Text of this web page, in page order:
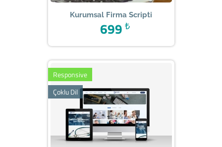
Kurumsal Firma Scripti
₺
699
Responsive
Çoklu Dil